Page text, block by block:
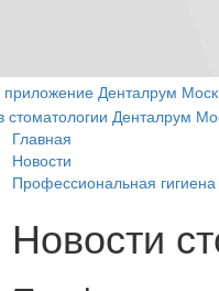
Главная
Новости
Профессиональная гигиена
Новости